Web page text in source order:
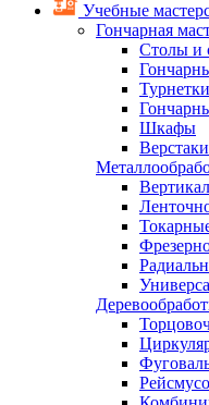
Учебные
Гончарная
Столы и
Турнетки
Шкафы
Верстаки